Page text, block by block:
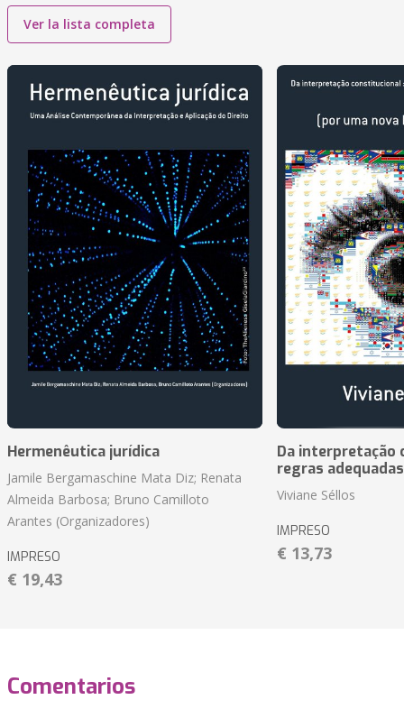
Ver la lista completa
Hermenêutica jurídica
Jamile Bergamaschine Mata Diz; Renata
Almeida Barbosa; Bruno Camilloto
Arantes (Organizadores)
IMPRESO
€ 19,43
Da interpretação
regras
Viviane Séllos
IMPRESO
€ 13,73
Comentarios